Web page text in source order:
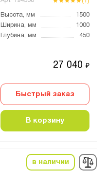
Высота, мм
1500
Ширина, мм
1000
Глубина, мм
450
27 040₽
Быстрый заказ
В корзину
в наличии